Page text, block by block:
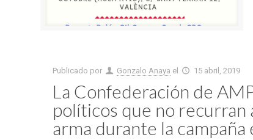
Publicado por Gonzalo Anaya el 15 abril, 2019
La Confederación de
políticos que no recurran
arma durante la campaña